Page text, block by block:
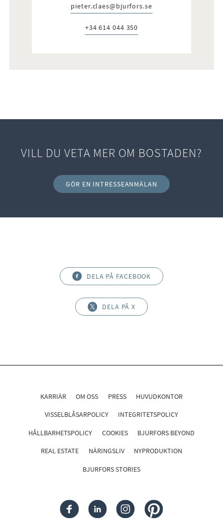
E-post:
pieter.claes@bjurfors.se
Telefon:
+34 614 044 350
VILL DU VETA MER OM BOSTADEN?
GÖR EN INTRESSEANMÄLAN
DELA PÅ FACEBOOK
DELA PÅ X
KARRIÄR OM OSS PRESS HUVUDKONTOR
VISSELBLÅSARPOLICY INTEGRITETSPOLICY
HÅLLBARHETSPOLICY COOKIES BJURFORS BEYOND
REAL ESTATE NÄRINGSLIV NYPRODUKTION
BJURFORS STORIES